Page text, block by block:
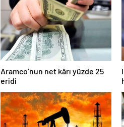
Aramco’nun net kârı yüzde 25
eridi